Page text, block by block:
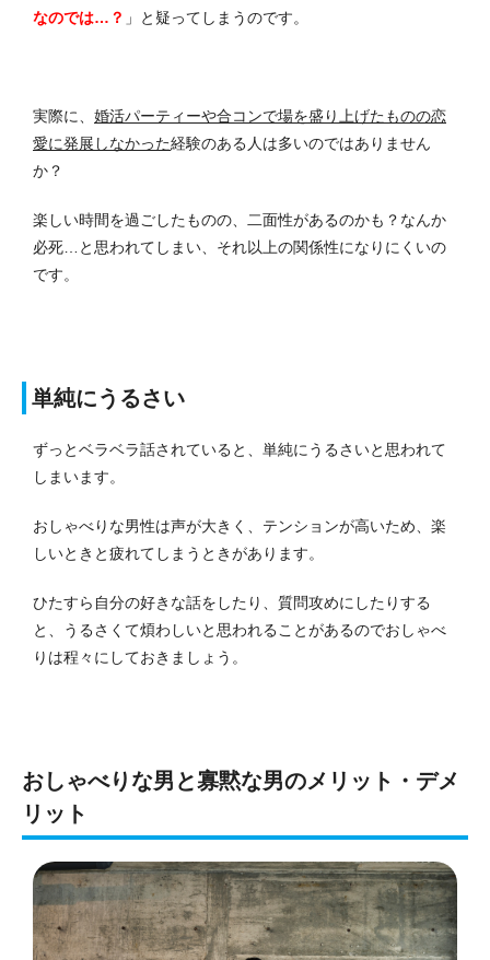
なのでは…？ 」と疑ってしまうのです。
実際に、 婚活パーティーや合コンで場を盛り上げたものの恋
愛に発展しなかった経験のある人は多いのではありません
か？
楽しい時間を過ごしたものの、二面性があるのかも？なんか
必死…と思われてしまい、それ以上の関係性になりにくいの
です。
単純にうるさい
ずっとベラベラ話されていると、単純にうるさいと思われて
しまいます。
おしゃべりな男性は声が大きく、テンションが高いため、楽
しいときと疲れてしまうときがあります。
ひたすら自分の好きな話をしたり、質問攻めにしたりする
と、うるさくて煩わしいと思われることがあるのでおしゃべ
りは程々にしておきましょう。
おしゃべりな男と寡黙な男のメリット・デメ
リット